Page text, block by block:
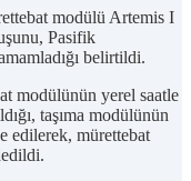
modülü Artemis I
Pasifik
belirtildi.
modülünün yerel saatle
taşıma modülünün
edilerek, mürettebat